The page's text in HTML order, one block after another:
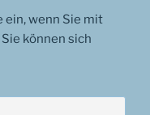
ein, wenn Sie mit
können sich